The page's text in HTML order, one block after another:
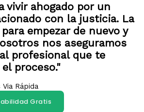
vivir ahogado por un
con la justicia. La
empezar de nuevo y
nos aseguramos
profesional que te
proceso."
Rápida
Gratis